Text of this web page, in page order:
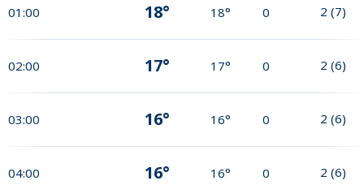
01:00 18° 18° 0 2 (7)
02:00 17° 17° 0 2 (6)
03:00 16° 16° 0 2 (6)
04:00 16° 16° 0 2 (6)